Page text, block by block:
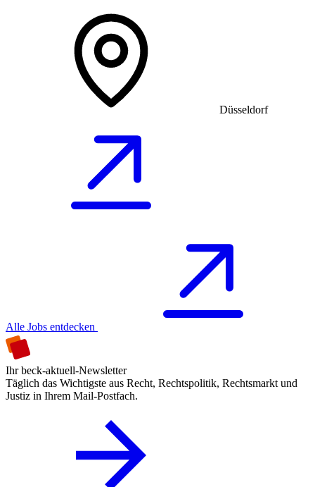
Düsseldorf
Alle Jobs entdecken
Ihr beck-aktuell-Newsletter
Täglich das Wichtigste aus Recht, Rechtspolitik, Rechtsmarkt und
Justiz in Ihrem Mail-Postfach.